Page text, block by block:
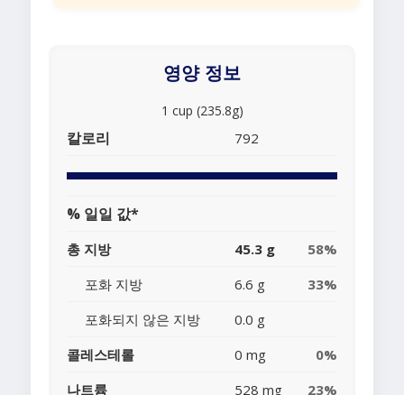
영양 정보
1 cup (235.8g)
칼로리 792
% 일일 값*
총 지방 45.3 g
58%
포화 지방
6.6 g
33%
포화되지 않은 지방
0.0 g
콜레스테롤
0 mg
0%
나트륨
528 mg 23%